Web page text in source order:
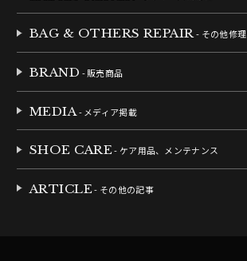
BAG & OTHERS REPAIR- その他修理
BRAND - 販売商品
MEDIA- メディア掲載
SHOE CARE- ケア用品、メンテナンス
ARTICLE- その他の記事